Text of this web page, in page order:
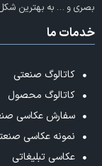
بصری و … به بهترین شکل
خدمات ما
کاتالوگ صنعتی
کاتالوگ محصول
سفارش عکاسی
نمونه عکاسی
عکاسی تبلیغاتی